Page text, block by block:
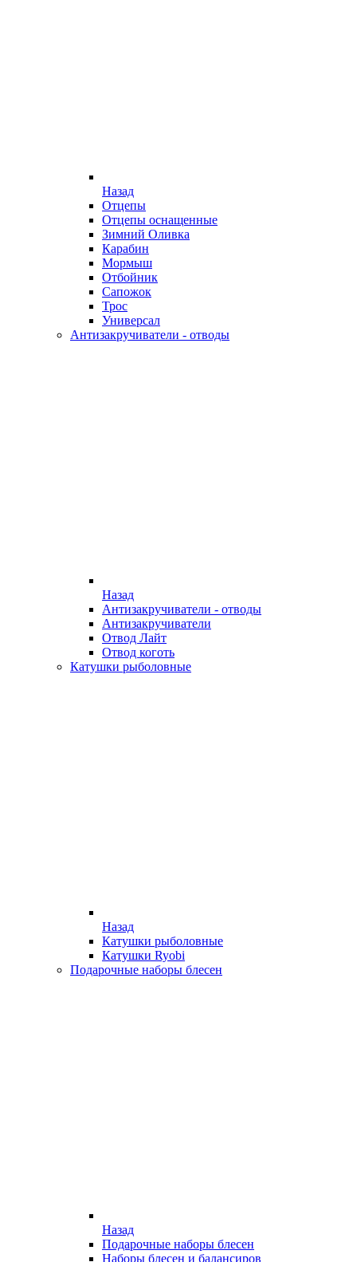
Назад
Отцепы
Отцепы оснащенные
Зимний Оливка
Карабин
Мормыш
Отбойник
Сапожок
Трос
Универсал
Антизакручиватели - отводы
Назад
Антизакручиватели - отводы
Антизакручиватели
Отвод Лайт
Отвод коготь
Катушки рыболовные
Назад
Катушки рыболовные
Катушки Ryobi
Подарочные наборы блесен
Назад
Подарочные наборы блесен
Наборы блесен и балансиров